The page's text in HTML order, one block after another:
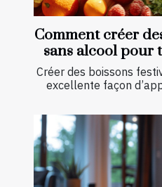
Comment créer
sans alcool pour
Créer des boissons
excellente façon